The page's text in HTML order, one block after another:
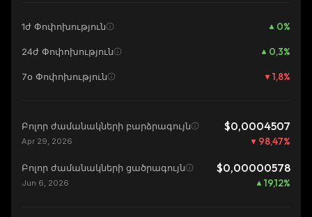
1ժ Փոփոխություն 0%
24ժ Փոփոխություն 0,3%
7օ Փոփոխություն 1,8%
Բոլոր ժամանակների բարձրագույն $0,0004507
Apr 29, 2026 98,47%
Բոլոր ժամանակների ցածրագույն $0,00000578
Jun 6, 2026 19,12%